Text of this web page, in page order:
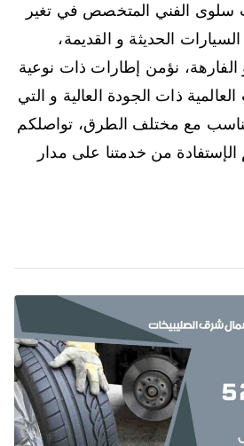
سلوى الفني المتخصص في تغير
الحديثة و القديمة،
الفارهة، نؤمن إطارات ذات نوعية
ذات الجودة العالية و التي
مع مختلف الطرق، تواصلكم
الإستفادة من خدمتنا على مدار